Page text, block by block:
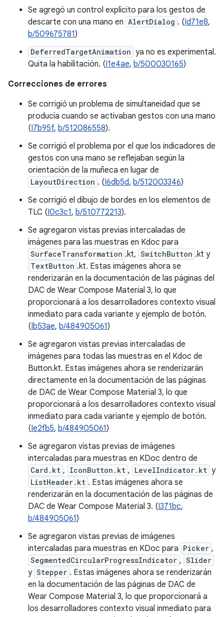
Se agregó un control explícito para los gestos de
descarte con una mano en AlertDialog . (Id71e8,
b/509675781)
DeferredTargetAnimation ya no es experimental.
Quita la habilitación. (I1e4ae, b/500030165)
Correcciones de errores
Se corrigió un problema de simultaneidad que se
producía cuando se activaban gestos con una mano
(I7b95f, b/512086558).
Se corrigió el problema por el que los indicadores de
gestos con una mano se reflejaban según la
orientación de la muñeca en lugar de
LayoutDirection . (I6db5d, b/512003346)
Se corrigió el dibujo de bordes en los elementos de
TLC (I0c3c1, b/510772213).
Se agregaron vistas previas intercaladas de
imágenes para las muestras en Kdoc para
SurfaceTransformation .kt, SwitchButton .kt y
TextButton .kt. Estas imágenes ahora se
renderizarán en la documentación de las páginas del
DAC de Wear Compose Material 3, lo que
proporcionará a los desarrolladores contexto visual
inmediato para cada variante y ejemplo de botón.
(Ib53ae, b/484905061)
Se agregaron vistas previas intercaladas de
imágenes para todas las muestras en el Kdoc de
Button.kt. Estas imágenes ahora se renderizarán
directamente en la documentación de las páginas
de DAC de Wear Compose Material 3, lo que
proporcionará a los desarrolladores contexto visual
inmediato para cada variante y ejemplo de botón.
(Ie2fb5, b/484905061)
Se agregaron vistas previas de imágenes
intercaladas para muestras en KDoc dentro de
Card.kt , IconButton.kt , LevelIndicator.kt y
ListHeader.kt . Estas imágenes ahora se
renderizarán en la documentación de las páginas de
DAC de Wear Compose Material 3. (I371bc,
b/484905061)
Se agregaron vistas previas de imágenes
intercaladas para muestras en KDoc para Picker ,
SegmentedCircularProgressIndicator , Slider
y Stepper . Estas imágenes ahora se renderizarán
en la documentación de las páginas de DAC de
Wear Compose Material 3, lo que proporcionará a
los desarrolladores contexto visual inmediato para